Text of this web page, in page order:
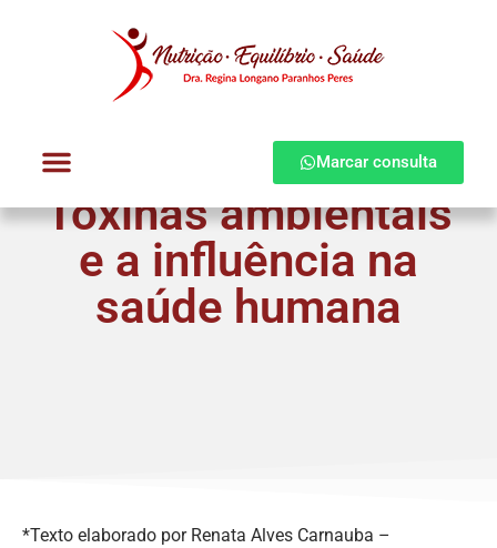
Marcar consulta
Toxinas ambientais
e a influência na
saúde humana
*Texto elaborado por Renata Alves Carnauba –